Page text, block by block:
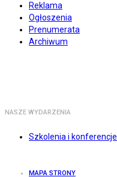
Reklama
Ogłoszenia
Prenumerata
Archiwum
NASZE WYDARZENIA
Szkolenia i konferencje
MAPA STRONY